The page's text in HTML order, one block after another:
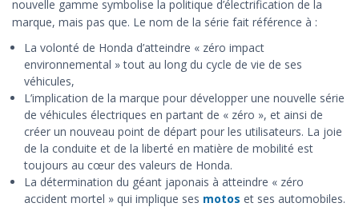
nouvelle gamme symbolise la politique d’électrification de la
marque, mais pas que. Le nom de la série fait référence à :
La volonté de Honda d’atteindre « zéro impact
environnemental » tout au long du cycle de vie de ses
véhicules,
L’implication de la marque pour développer une nouvelle série
de véhicules électriques en partant de « zéro », et ainsi de
créer un nouveau point de départ pour les utilisateurs. La joie
de la conduite et de la liberté en matière de mobilité est
toujours au cœur des valeurs de Honda.
La détermination du géant japonais à atteindre « zéro
accident mortel » qui implique ses motos et ses automobiles.